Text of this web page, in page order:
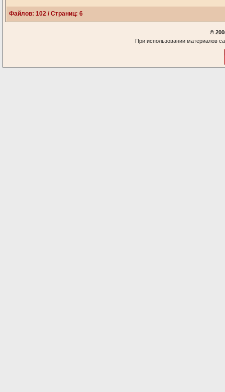
Файлов: 102 / Страниц: 6
©
При использовании материалов